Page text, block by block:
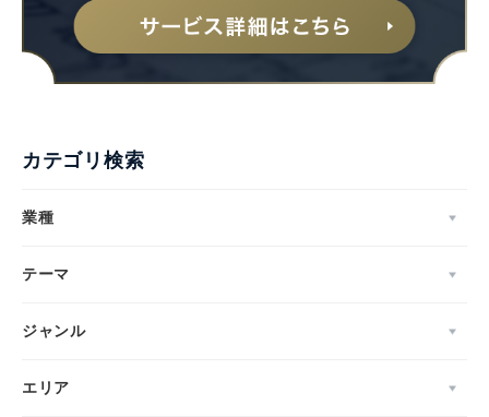
カテゴリ検索
業種
テーマ
ジャンル
エリア